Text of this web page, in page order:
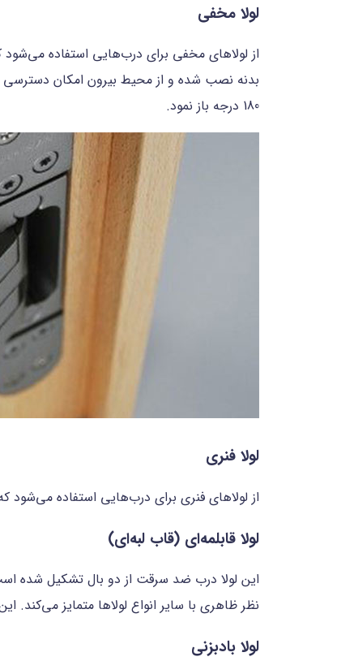
لولا مخفی
از لولاهای مخفی برای درب‌هایی استفاده می‌شود
180 درجه باز نمود.
لولا فنری
از لولاهای فنری برای درب‌هایی استفاده
لولا قابلمه‌ای (قاب لبه‌ای)
این لولا درب ضد سرقت از دو بال تشکیل شده
نظر ظاهری با سایر انواع لولاها متمایز
لولا بادبزنی